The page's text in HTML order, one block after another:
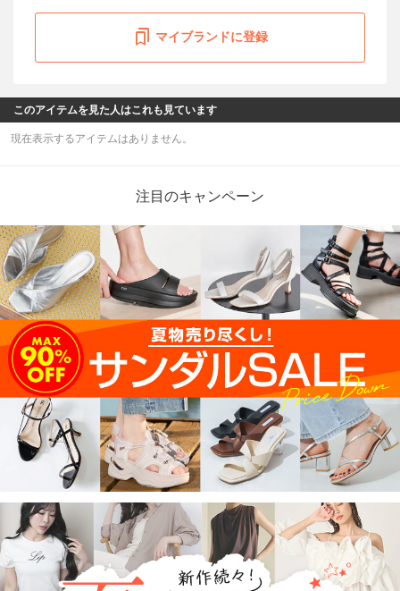
マイブランドに登録
このアイテムを見た人はこれも見ています
現在表示するアイテムはありません。
注目のキャンペーン